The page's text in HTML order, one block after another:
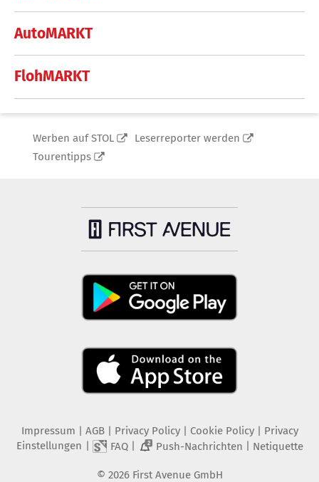
AutoMARKT
FlohMARKT
Werben auf STOL
Leserreporter werden
Tourentipps
Impressum | AGB | Privacy Policy| Cookie Policy| Privacy
Einstellungen | FAQ| 2 Push-Nachrichten | Netiquette
© 2026 First Avenue GmbH